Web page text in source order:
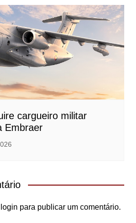
cargueiro militar
Embraer
login para publicar um comentário.